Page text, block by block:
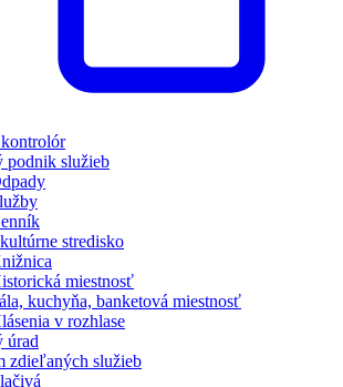
podnik služieb
stredisko
miestnosť
kuchyňa, banketová miestnosť
v rozhlase
úrad
zdieľaných služieb